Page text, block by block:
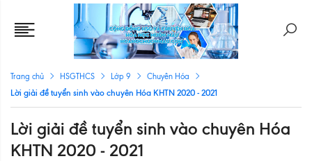
Trang chủ HSGTHCS Lớp 9 Chuyên Hóa
Lời giải đề tuyển sinh vào chuyên Hóa KHTN 2020 - 2021
Lời giải đề tuyển sinh vào chuyên Hóa
KHTN 2020 - 2021